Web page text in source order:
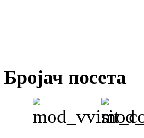
Бројач посета